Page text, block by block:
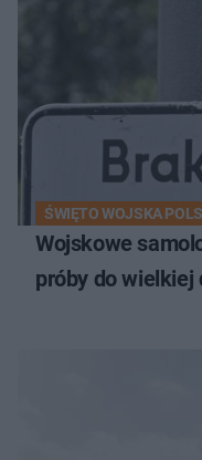
ŚWIĘTO WOJSKA
Wojskowe
próby do wielkiej